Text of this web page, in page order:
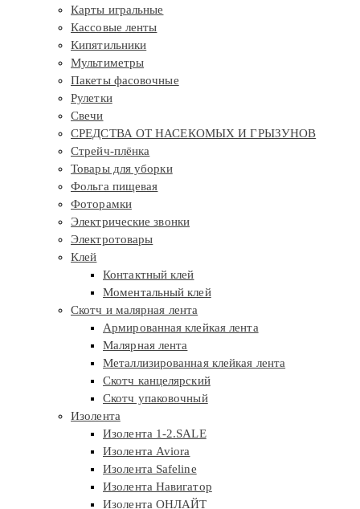
Карты игральные
Кассовые ленты
Кипятильники
Мультиметры
Пакеты фасовочные
Рулетки
Свечи
СРЕДСТВА ОТ НАСЕКОМЫХ И ГРЫЗУНОВ
Стрейч-плёнка
Товары для уборки
Фольга пищевая
Фоторамки
Электрические звонки
Электротовары
Клей
Контактный клей
Моментальный клей
Скотч и малярная лента
Армированная клейкая лента
Малярная лента
Металлизированная клейкая лента
Скотч канцелярский
Скотч упаковочный
Изолента
Изолента 1-2.SALE
Изолента Aviora
Изолента Safeline
Изолента Навигатор
Изолента ОНЛАЙТ